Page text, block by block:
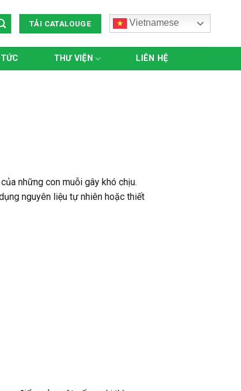
TẢI CATALOUGE Vietnamese
THƯ VIỆN LIÊN HỆ
những con muỗi gây khó chịu.
nguyên liệu tự nhiên hoặc thiết